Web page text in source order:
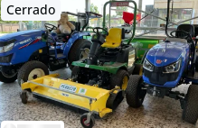
Cerrado